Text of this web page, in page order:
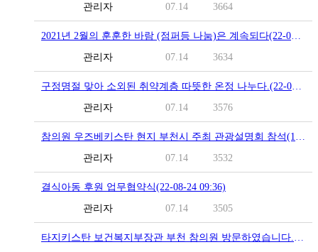
관리자
07.14 3664
관리자
07.14 3634
관리자
07.14 3576
관리자
07.14 3532
결식아동 후원 업무협약식(22-08-24 09:36)
관리자
07.14 3505